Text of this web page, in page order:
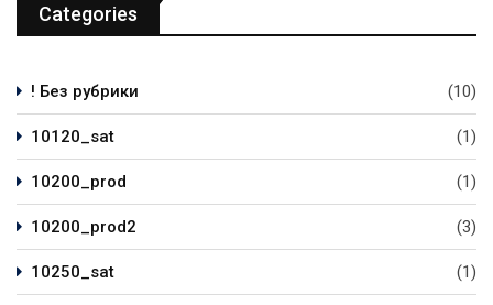
Categories
! Без рубрики (10)
10120_sat (1)
10200_prod (1)
10200_prod2 (3)
10250_sat (1)